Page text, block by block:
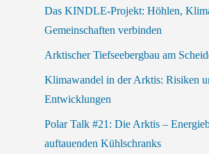
Das KINDLE-Projekt: Höhlen,
Gemeinschaften verbinden
Arktischer Tiefseebergbau am
Klimawandel in der Arktis: Risiken
Entwicklungen
Polar Talk #21: Die Arktis –
auftauenden Kühlschranks